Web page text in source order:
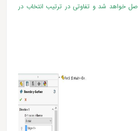
خواهد شد و تفاوتی در ترتیب انتخاب در